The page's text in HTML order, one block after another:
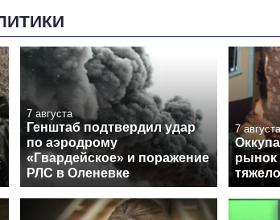
7 августа
Генштаб подтвердил удар
по аэродрому
«Гвардейское» и поражение
РЛС в Оленевке
7 августа
рынок